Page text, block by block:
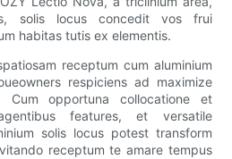
solis locus concedit vos frui
habitas tutis ex elementis.
receptum cum aluminium
respiciens ad maximize
Cum opportuna collocatione et
features, et versatile
solis locus potest transform
receptum te amare tempus